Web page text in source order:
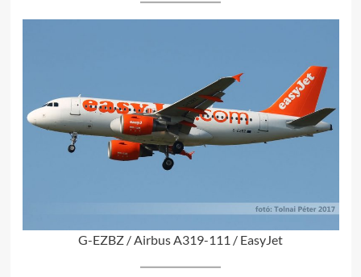
G-EZBZ / Airbus A319-111 / EasyJet